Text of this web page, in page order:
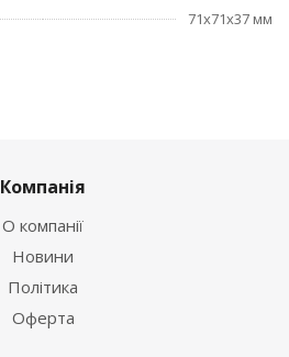
71x71x37 мм
Компанія
О компанії
Новини
Політика
Оферта